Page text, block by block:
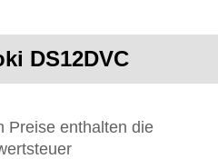
DS12DVC
Preise enthalten die